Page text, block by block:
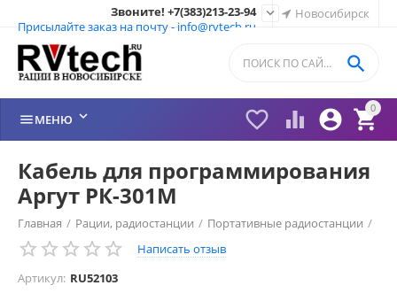
Новосибирск
Звоните! +7(383)213-23-94
Присылайте заказ на почту - info@rvtech.ru

0


 

МЕНЮ 
Кабель для программирования
Аргут РК-301М
Главная / Рации, радиостанции / Портативные радиостанции /
Рации Аргут (Россия)
/ Программатор Аргут
Написать отзыв
Артикул: RU52103